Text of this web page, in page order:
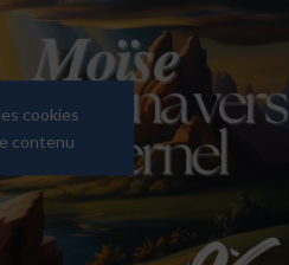
cookies
contenu